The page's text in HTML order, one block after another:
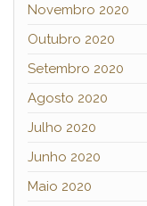
Novembro 2020
Outubro 2020
Setembro 2020
Agosto 2020
Julho 2020
Junho 2020
Maio 2020